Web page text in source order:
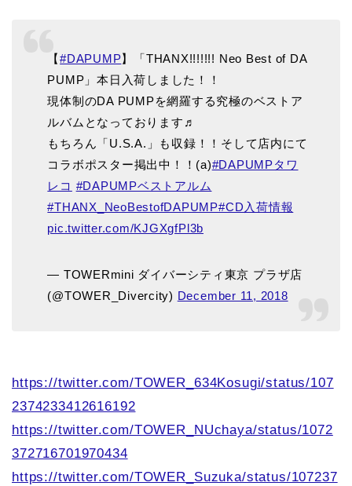
【#DAPUMP】「THANX!!!!!!! Neo Best of DA
PUMP」本日入荷しました！！
現体制のDA PUMPを網羅する究極のベストア
ルバムとなっております♬
もちろん「U.S.A.」も収録！！そして店内にて
コラボポスター掲出中！！(a)#DAPUMPタワ
レコ #DAPUMPベストアルム
#THANX_NeoBestofDAPUMP#CD入荷情報
pic.twitter.com/KJGXgfPl3b
— TOWERmini ダイバーシティ東京 プラザ店
(@TOWER_Divercity) December 11, 2018
https://twitter.com/TOWER_634Kosugi/status/107
2374233412616192
https://twitter.com/TOWER_NUchaya/status/1072
372716701970434
https://twitter.com/TOWER_Suzuka/status/107237